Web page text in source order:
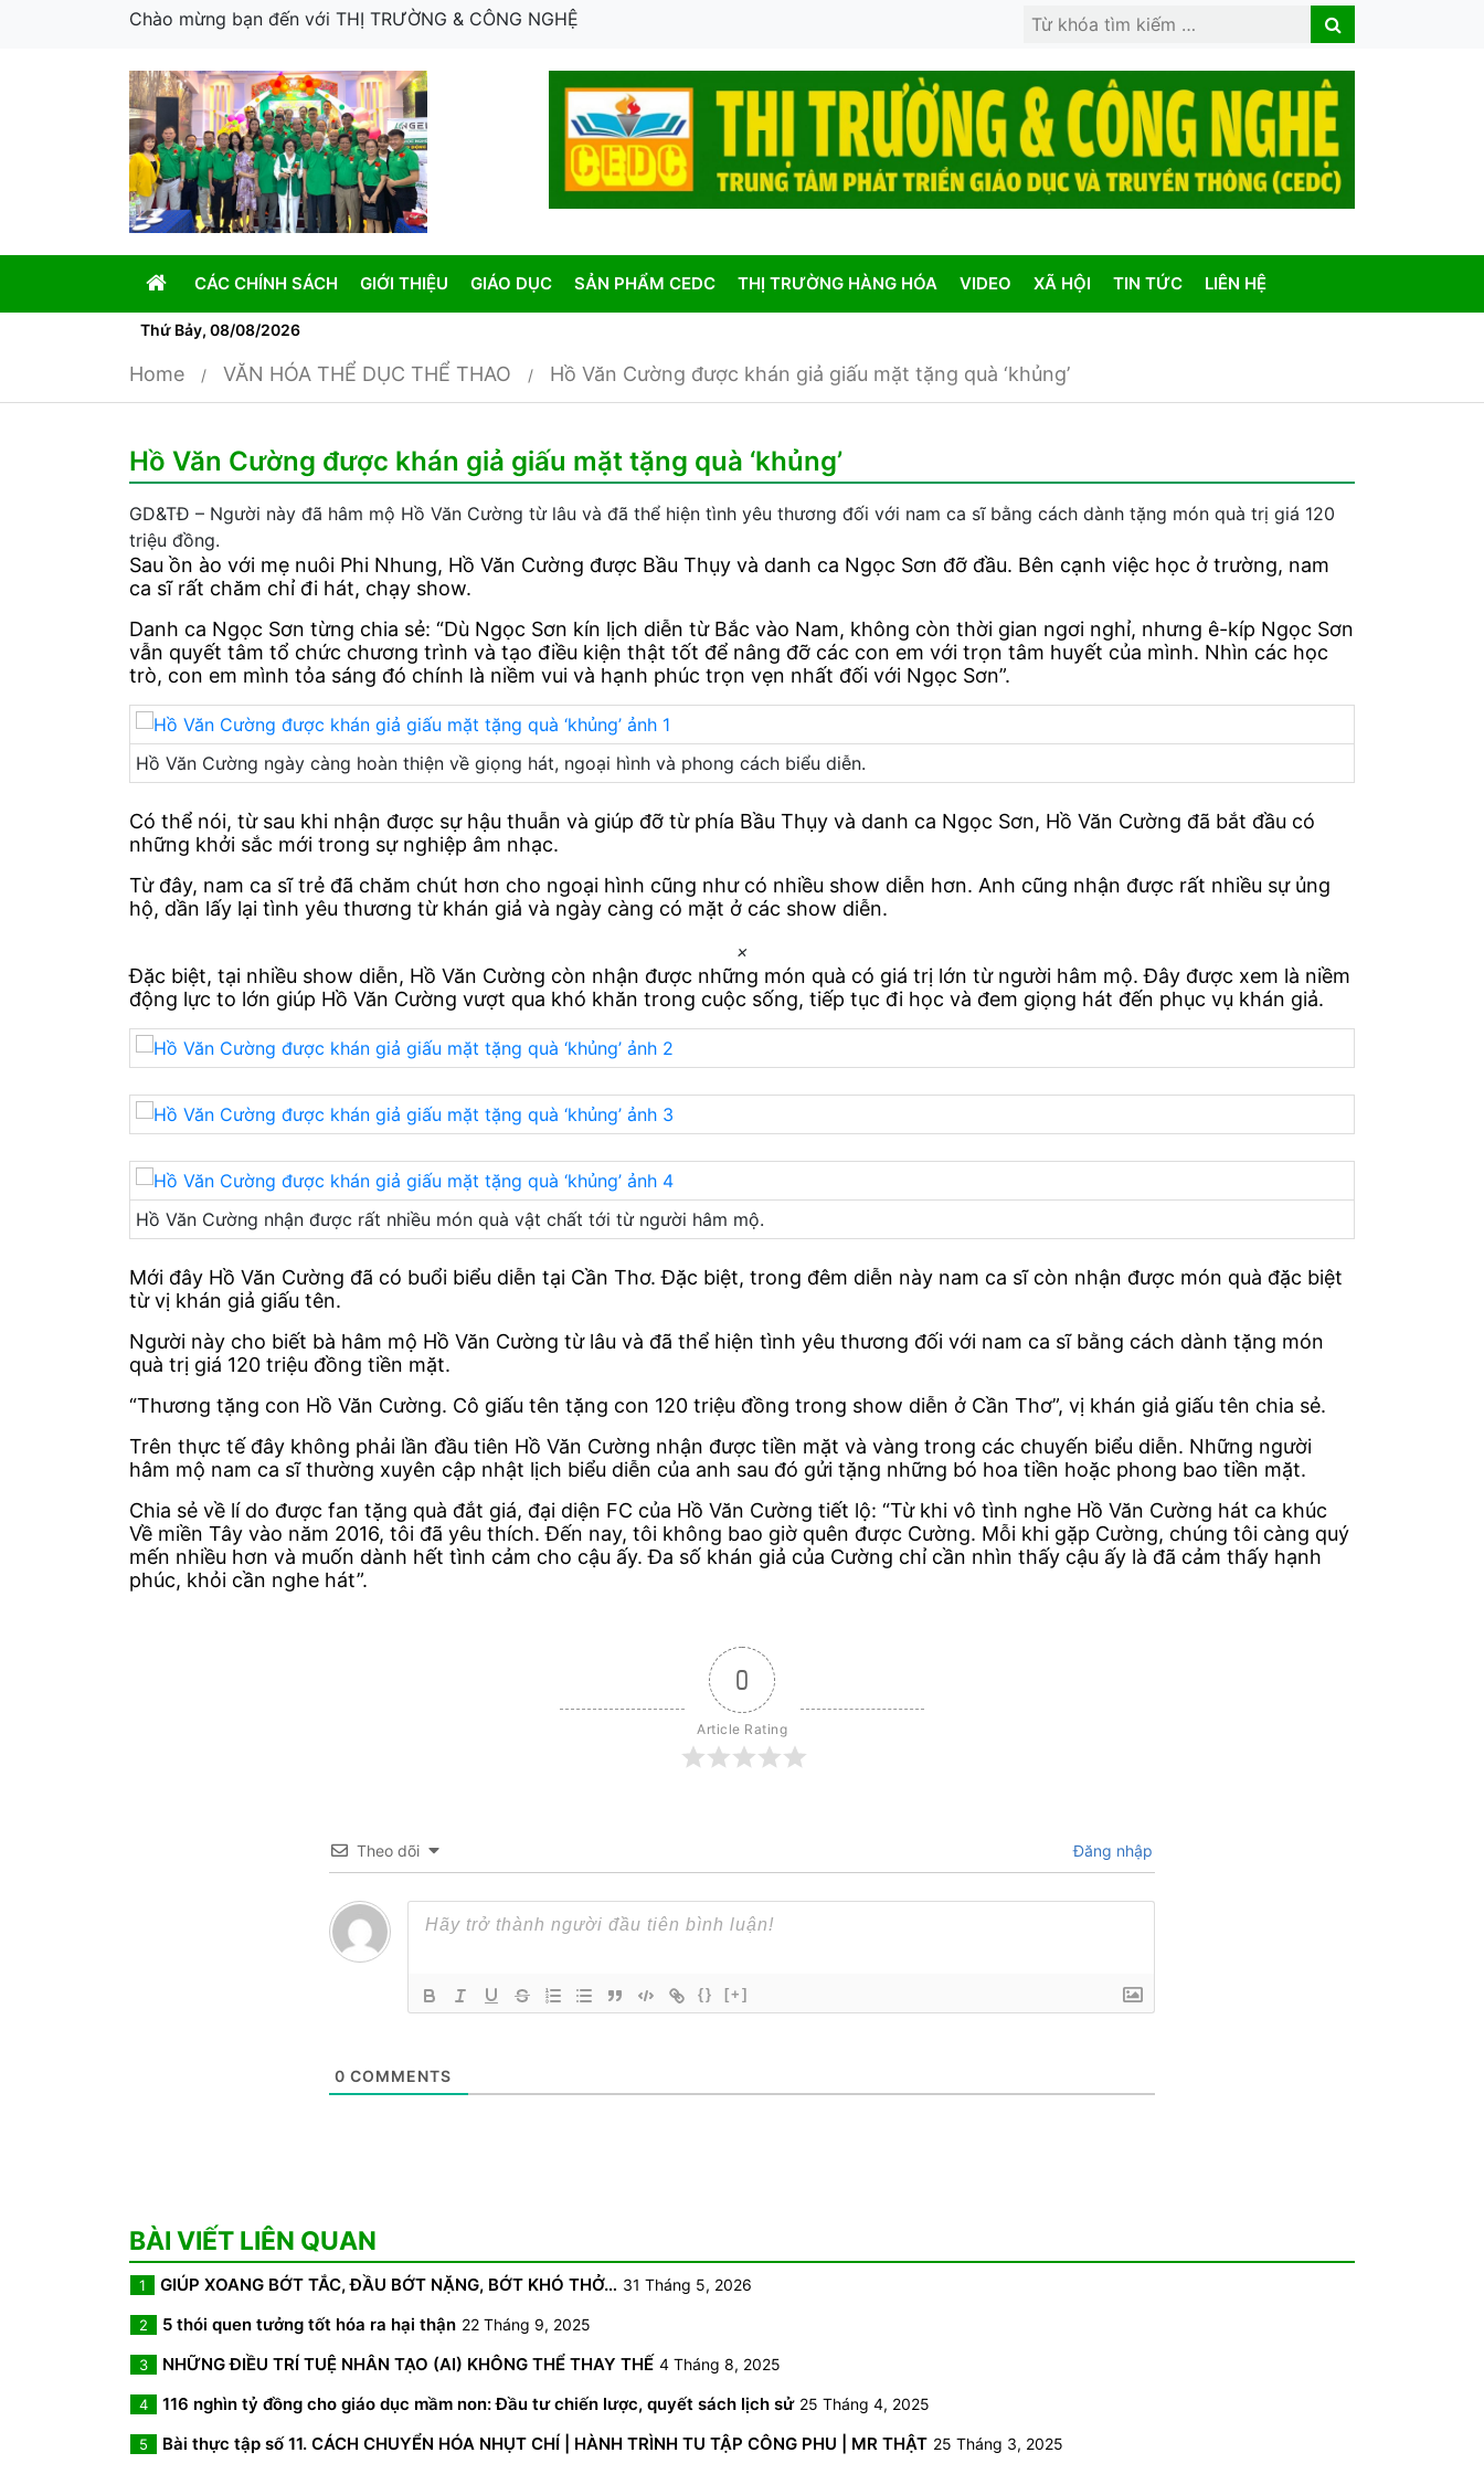
Chào mừng bạn đến với THỊ TRƯỜNG & CÔNG NGHỆ
Search
Search
CÁC CHÍNH SÁCH GIỚI THIỆU GIÁO DỤC SẢN PHẨM CEDC THỊ TRƯỜNG HÀNG HÓA VIDEO XÃ HỘI TIN TỨC LIÊN HỆ
Thứ Bảy, 08/08/2026
Home VĂN HÓA THỂ DỤC THỂ THAO Hồ Văn Cường được khán giả giấu mặt tặng quà ‘khủng’
Hồ Văn Cường được khán giả giấu mặt tặng quà ‘khủng’
GD&TĐ – Người này đã hâm mộ Hồ Văn Cường từ lâu và đã thể hiện tình yêu thương đối với nam ca sĩ bằng cách dành tặng món quà trị giá 120
triệu đồng.
Sau ồn ào với mẹ nuôi Phi Nhung, Hồ Văn Cường được Bầu Thụy và danh ca Ngọc Sơn đỡ đầu. Bên cạnh việc học ở trường, nam
ca sĩ rất chăm chỉ đi hát, chạy show.
Danh ca Ngọc Sơn từng chia sẻ: “Dù Ngọc Sơn kín lịch diễn từ Bắc vào Nam, không còn thời gian ngơi nghỉ, nhưng ê-kíp Ngọc Sơn
vẫn quyết tâm tổ chức chương trình và tạo điều kiện thật tốt để nâng đỡ các con em với trọn tâm huyết của mình. Nhìn các học
trò, con em mình tỏa sáng đó chính là niềm vui và hạnh phúc trọn vẹn nhất đối với Ngọc Sơn”.
Hồ Văn Cường ngày càng hoàn thiện về giọng hát, ngoại hình và phong cách biểu diễn.
Có thể nói, từ sau khi nhận được sự hậu thuẫn và giúp đỡ từ phía Bầu Thụy và danh ca Ngọc Sơn, Hồ Văn Cường đã bắt đầu có
những khởi sắc mới trong sự nghiệp âm nhạc.
Từ đây, nam ca sĩ trẻ đã chăm chút hơn cho ngoại hình cũng như có nhiều show diễn hơn. Anh cũng nhận được rất nhiều sự ủng
hộ, dần lấy lại tình yêu thương từ khán giả và ngày càng có mặt ở các show diễn.
×
Đặc biệt, tại nhiều show diễn, Hồ Văn Cường còn nhận được những món quà có giá trị lớn từ người hâm mộ. Đây được xem là niềm
động lực to lớn giúp Hồ Văn Cường vượt qua khó khăn trong cuộc sống, tiếp tục đi học và đem giọng hát đến phục vụ khán giả.
Hồ Văn Cường nhận được rất nhiều món quà vật chất tới từ người hâm mộ.
Mới đây Hồ Văn Cường đã có buổi biểu diễn tại Cần Thơ. Đặc biệt, trong đêm diễn này nam ca sĩ còn nhận được món quà đặc biệt
từ vị khán giả giấu tên.
Người này cho biết bà hâm mộ Hồ Văn Cường từ lâu và đã thể hiện tình yêu thương đối với nam ca sĩ bằng cách dành tặng món
quà trị giá 120 triệu đồng tiền mặt.
“Thương tặng con Hồ Văn Cường. Cô giấu tên tặng con 120 triệu đồng trong show diễn ở Cần Thơ”, vị khán giả giấu tên chia sẻ.
Trên thực tế đây không phải lần đầu tiên Hồ Văn Cường nhận được tiền mặt và vàng trong các chuyến biểu diễn. Những người
hâm mộ nam ca sĩ thường xuyên cập nhật lịch biểu diễn của anh sau đó gửi tặng những bó hoa tiền hoặc phong bao tiền mặt.
Chia sẻ về lí do được fan tặng quà đắt giá, đại diện FC của Hồ Văn Cường tiết lộ: “Từ khi vô tình nghe Hồ Văn Cường hát ca khúc
Về miền Tây vào năm 2016, tôi đã yêu thích. Đến nay, tôi không bao giờ quên được Cường. Mỗi khi gặp Cường, chúng tôi càng quý
mến nhiều hơn và muốn dành hết tình cảm cho cậu ấy. Đa số khán giả của Cường chỉ cần nhìn thấy cậu ấy là đã cảm thấy hạnh
phúc, khỏi cần nghe hát”.
0
Article Rating
Theo dõi Đăng nhập
{} [+]
0 COMMENTS
BÀI VIẾT LIÊN QUAN
1 GIÚP XOANG BỚT TẮC, ĐẦU BỚT NẶNG, BỚT KHÓ THỞ… 31 Tháng 5, 2026
2 5 thói quen tưởng tốt hóa ra hại thận 22 Tháng 9, 2025
3 NHỮNG ĐIỀU TRÍ TUỆ NHÂN TẠO (AI) KHÔNG THỂ THAY THẾ 4 Tháng 8, 2025
4 116 nghìn tỷ đồng cho giáo dục mầm non: Đầu tư chiến lược, quyết sách lịch sử 25 Tháng 4, 2025
5 Bài thực tập số 11. CÁCH CHUYỂN HÓA NHỤT CHÍ | HÀNH TRÌNH TU TẬP CÔNG PHU | MR THẬT 25 Tháng 3, 2025